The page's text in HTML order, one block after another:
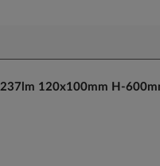
120x100mm H-